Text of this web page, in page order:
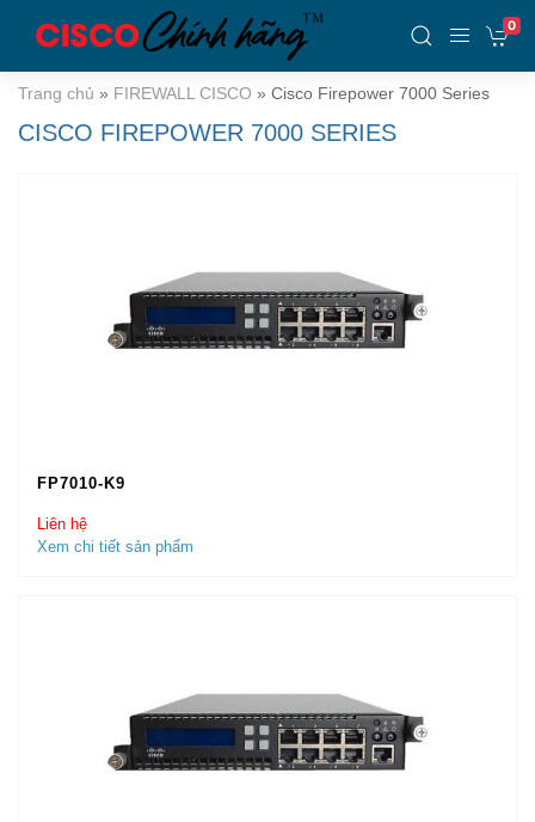
0
Trang chủ » FIREWALL CISCO » Cisco Firepower 7000 Series
CISCO FIREPOWER 7000 SERIES
FP7010-K9
Liên hệ
Xem chi tiết sản phẩm